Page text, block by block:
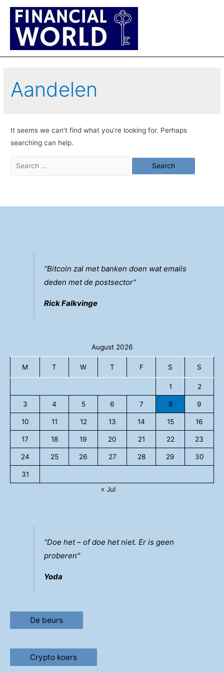
Aandelen
It seems we can’t find what you’re looking for. Perhaps
searching can help.
Search
''Bitcoin zal met banken doen wat emails
deden met de postsector''
Rick Falkvinge
August 2026
M T W T F S S
1 2
3 4 5 6 7 8 9
10 11 12 13 14 15 16
17 18 19 20 21 22 23
24 25 26 27 28 29 30
31
« Jul
''Doe het – of doe het niet. Er is geen
proberen''
Yoda
De beurs
Crypto koers